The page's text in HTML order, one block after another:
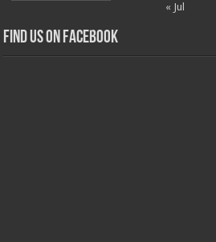
« Jul
Find us on Facebook